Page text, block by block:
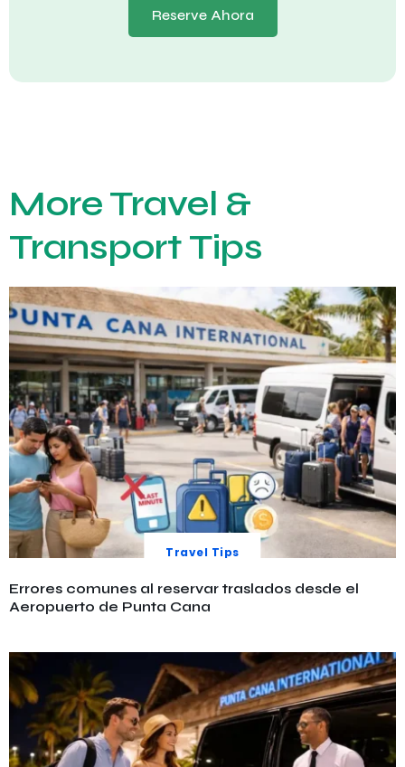
Reserve Ahora
More Travel &
Transport Tips
Travel Tips
Errores comunes al reservar traslados desde el
Aeropuerto de Punta Cana